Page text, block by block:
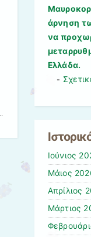
άρνηση
να
Ελλάδα.
-
Ιούνιος
Μάιος
Απρίλιος
Μάρτιος